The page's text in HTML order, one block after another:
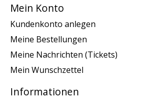
Mein Konto
Kundenkonto anlegen
Meine Bestellungen
Meine Nachrichten (Tickets)
Mein Wunschzettel
Informationen